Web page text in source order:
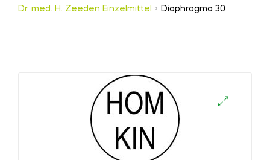
Dr. med. H. Zeeden Einzelmittel
Diaphragma 30